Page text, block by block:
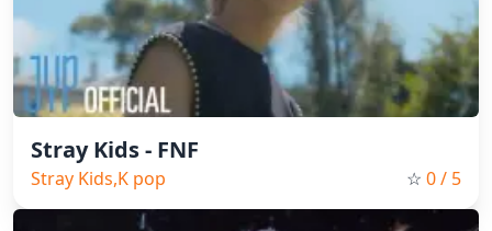
Stray Kids - FNF
Stray Kids,K pop ☆ 0/ 5